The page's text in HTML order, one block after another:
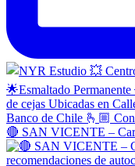
🔴 SAN VICENTE –